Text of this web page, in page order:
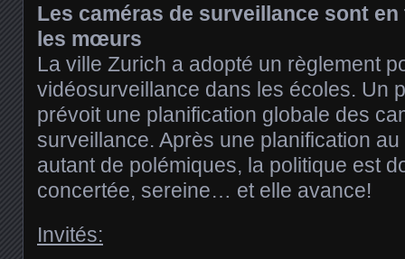
Les caméras de surveillance sont en
les mœurs
La ville Zurich a adopté un règlement
vidéosurveillance dans les écoles. Un
prévoit une planification globale des
surveillance. Après une planification
autant de polémiques, la politique est
concertée, sereine… et elle avance!
Invités: